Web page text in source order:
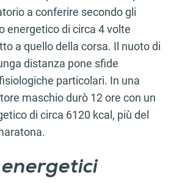
a conferire secondo gli
energetico di circa 4 volte
a quello della corsa. Il nuoto di
distanza pone sfide
particolari. In una
maschio durò 12 ore con un
di circa 6120 kcal, più del